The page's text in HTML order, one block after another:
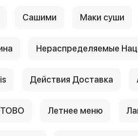
Сашими Маки суши
Нераспределяемые
Действия Доставка
Летнее меню